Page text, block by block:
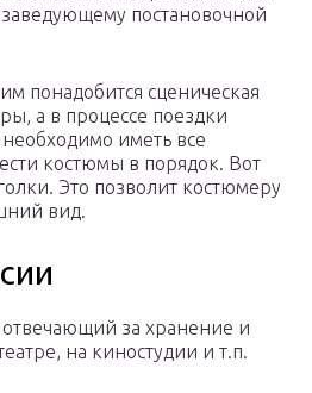
постановочной
понадобится сценическая
а в процессе поездки
иметь все
костюмы в порядок. Вот
Это позволит костюмеру
вид.
за хранение и
на киностудии и т.п.